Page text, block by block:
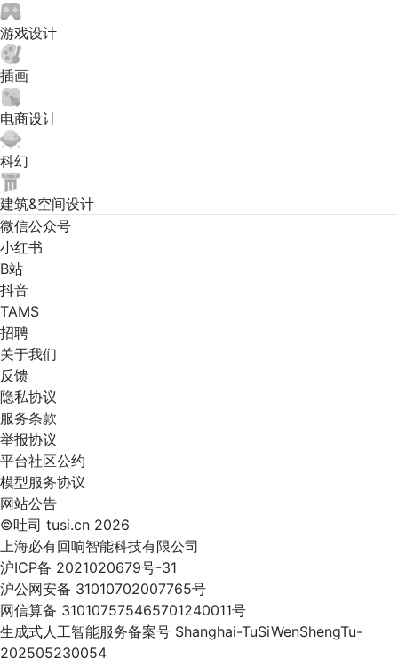
游戏设计
插画
电商设计
科幻
建筑&空间设计
微信公众号
小红书
B站
抖音
TAMS
招聘
关于我们
反馈
隐私协议
服务条款
举报协议
平台社区公约
模型服务协议
网站公告
©吐司 tusi.cn 2026
上海必有回响智能科技有限公司
沪ICP备 2021020679号-31
沪公网安备 31010702007765号
网信算备 310107575465701240011号
生成式人工智能服务备案号 Shanghai-TuSiWenShengTu-
202505230054